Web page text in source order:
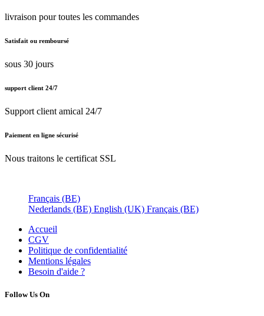
livraison pour toutes les commandes
Satisfait ou remboursé
sous 30 jours
support client 24/7
Support client amical 24/7
Paiement en ligne sécurisé
Nous traitons le certificat SSL
Français (BE)
Nederlands (BE) English (UK) Français (BE)
Accueil
CGV
Politique de confidentialité
Mentions légales
Besoin d'aide ?
Follow Us On